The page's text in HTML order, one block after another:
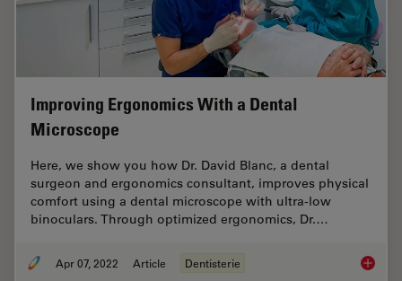
Improving Ergonomics With a Dental
Microscope
Here, we show you how Dr. David Blanc, a dental
surgeon and ergonomics consultant, improves physical
comfort using a dental microscope with ultra-low
binoculars. Through optimized ergonomics, Dr.…
Apr 07, 2022 Article Dentisterie